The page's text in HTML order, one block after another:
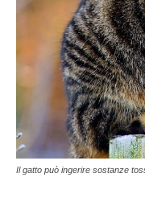
Il gatto può ingerire sostanze